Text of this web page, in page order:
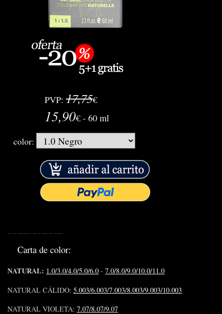
PVP: 17,75€
15,90€ - 60 ml
color:
... .. ....... . .. .. .... .. ......
Carta de color:
NATURAL: 1.0/3.0/4.0/5.0/6.0 - 7.0/8.0/9.0/10.0/11.0
NATURAL CÁLIDO: 5.003/6.003/7.003/8.003/9.003/10.003
NATURAL VIOLETA: 7.07/8.07/9.07